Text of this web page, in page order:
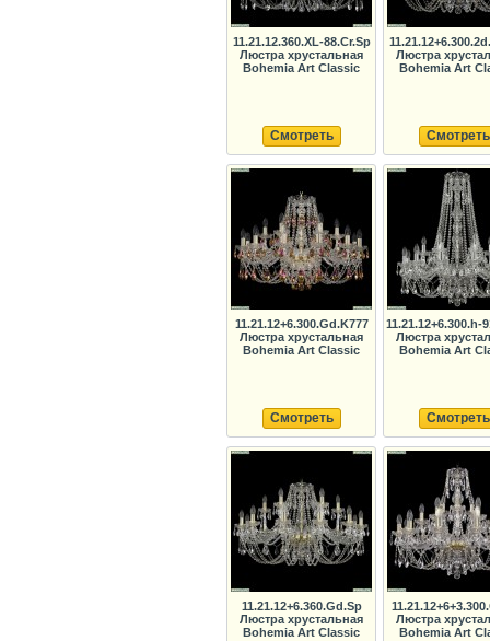
11.21.12.360.XL-88.Cr.Sp
Люстра хрустальная
Bohemia Art Classic
Смотреть
Люстра
Bohemia Art
Смотреть
11.21.12+6.300.Gd.K777
Люстра хрустальная
Bohemia Art Classic
Смотреть
11.21.12+6.300.h-
Люстра
Bohemia Art
Смотреть
11.21.12+6.360.Gd.Sp
Люстра хрустальная
Bohemia Art Classic
Люстра
Bohemia Art